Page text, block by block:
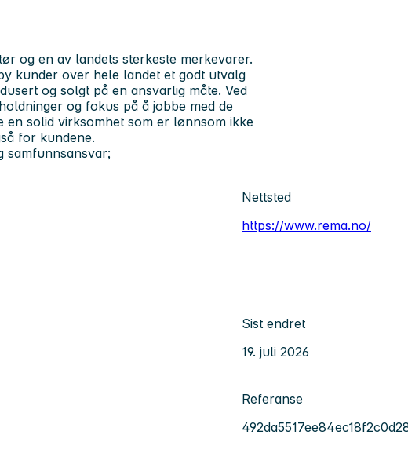
og en av landets sterkeste merkevarer.
kunder over hele landet et godt utvalg
og solgt på en ansvarlig måte. Ved
og fokus på å jobbe med de
en solid virksomhet som er lønnsom ikke
for kundene.
samfunnsansvar;
Nettsted
https://www.rema.no/
Sist endret
19. juli 2026
Referanse